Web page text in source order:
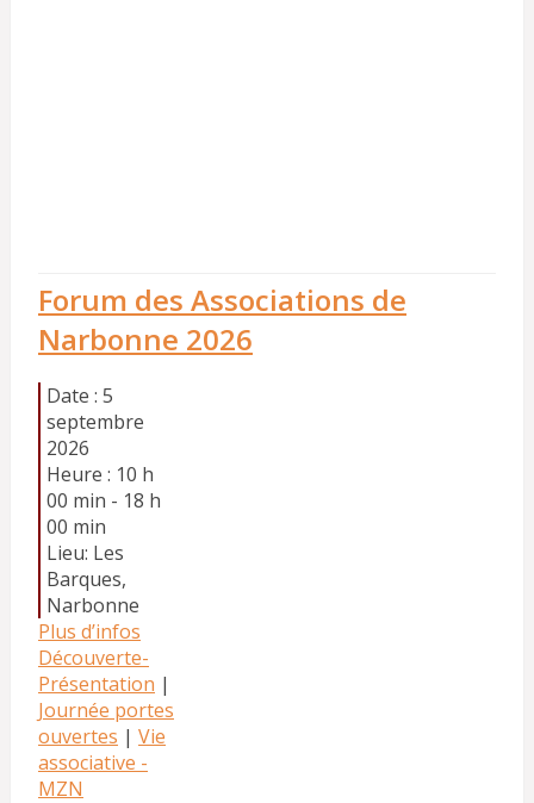
Forum des Associations de
Narbonne 2026
Date : 5
septembre
2026
Heure : 10 h
00 min - 18 h
00 min
Lieu: Les
Barques,
Narbonne
Plus d’infos
Découverte-
Présentation |
Journée portes
ouvertes | Vie
associative -
MZN